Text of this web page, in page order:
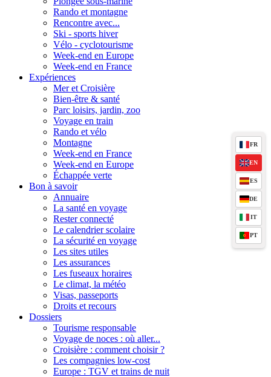
Rando et montagne
Rencontre avec...
Ski - sports hiver
Vélo - cyclotourisme
Week-end en Europe
Week-end en France
Expériences
Mer et Croisière
Bien-être & santé
Parc loisirs, jardin, zoo
Voyage en train
Rando et vélo
Montagne
Week-end en France
Week-end en Europe
Échappée verte
Bon à savoir
Annuaire
La santé en voyage
Rester connecté
Le calendrier scolaire
La sécurité en voyage
Les sites utiles
Les assurances
Les fuseaux horaires
Le climat, la météo
Visas, passeports
Droits et recours
Dossiers
Tourisme responsable
Voyage de noces : où aller...
Croisière : comment choisir ?
Les compagnies low-cost
Europe : TGV et trains de nuit
FR
EN
ES
DE
IT
PT